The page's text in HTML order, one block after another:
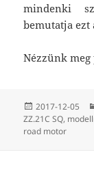
mindenki
bemutatja ezt
Nézzünk
Közzétéve
2017-12-05
ZZ.21C SQ,
road motor